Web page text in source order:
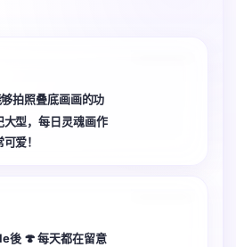
拍照叠底画画的功
型，每日灵魂画作
爱！
後 🍄 每天都在留意